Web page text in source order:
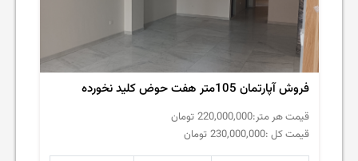
فروش آپارتمان 105متر هفت حوض کلید نخورده
قیمت هر متر:220,000,000 تومان
قیمت کل :230,000,000 تومان